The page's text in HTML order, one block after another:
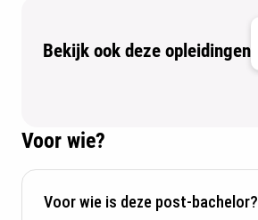
Bekijk ook deze opleidingen
Voor wie?
Voor wie is deze post-bachelor?